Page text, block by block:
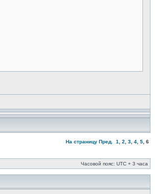
На страницу Пред. 1 2 3 4 5 6
Часовой пояс: UTC + 3 часа